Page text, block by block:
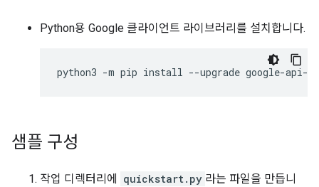
Python용 Google 클라이언트 라이브러리를 설치합니다.
python3 -m pip install --upgrade google-api-
샘플 구성
작업 디렉터리에 quickstart.py 라는 파일을 만듭니